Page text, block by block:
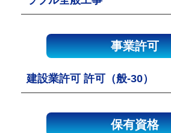
事業許可
建設業許可 許可（般-30）
保有資格